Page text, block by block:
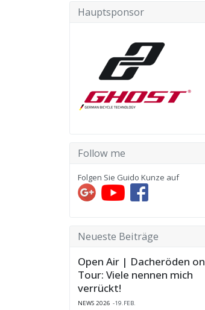
Hauptsponsor
Follow me
Folgen Sie Guido Kunze auf
Neueste Beiträge
Open Air | Dacheröden on
Tour: Viele nennen mich
verrückt!
NEWS 2026 19.FEB.